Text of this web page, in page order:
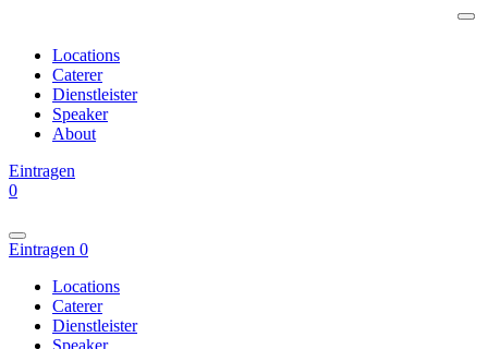
Locations
Caterer
Dienstleister
Speaker
About
Eintragen
0
Eintragen 0
Locations
Caterer
Dienstleister
Speaker